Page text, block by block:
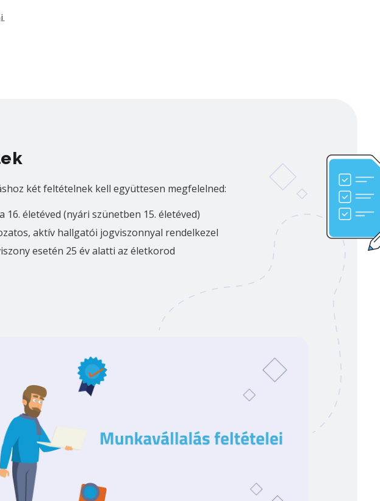
két feltételnek kell együttesen megfelelned:
16. életéved (nyári szünetben 15. életéved)
aktív hallgatói jogviszonnyal rendelkezel
esetén 25 év alatti az életkorod